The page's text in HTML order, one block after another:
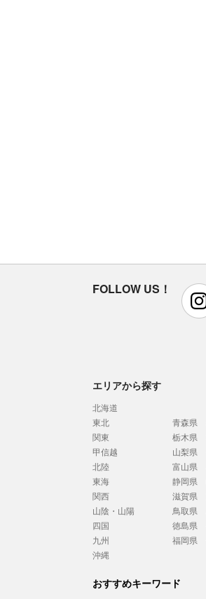
FOLLOW US！
エリアから探す
北海道
東北
青森県
関東
栃木県
甲信越
山梨県
北陸
富山県
東海
静岡県
関西
滋賀県
山陰・山陽
鳥取県
四国
徳島県
九州
福岡県
沖縄
おすすめキーワード